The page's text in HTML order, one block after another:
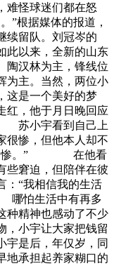
难怪球迷们都在怒
”根据媒体的报道，
续留队。刘冠岑的
此以来，全新的山东
陶汉林为主，锋线位
为主。当然，两位小
这是一个美好的梦
红，他于月日晚回应
小宇看到自己上
很惨，但他本人却不
也不惨。” 在他看
些窘迫，但陪伴在彼
：“我相信我的生活
怕生活中有再多
种精神也感动了不少
，小宇让大家把钱留
后，年仅岁，同
地承担起养家糊口的